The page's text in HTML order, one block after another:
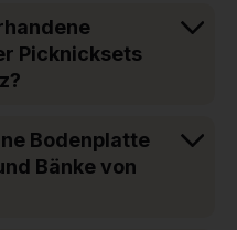
Picknicksets
Bodenplatte
Bänke von